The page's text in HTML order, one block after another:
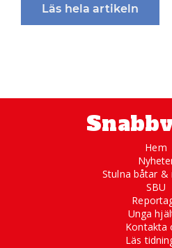
Läs hela artikeln
Hem
Stulna båtar
SBU
Unga
Kontakta
Läs